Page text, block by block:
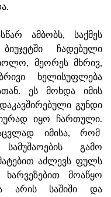
ამბობს, საქმეს
ჩადებული
მეორეს მხრივ,
ხელისუფლება
ეს მოხდა იმის
გუნდი
იყო ჩართული.
იმისა, რომ
გამო
აძლევს ფულს
მოაწყო
არის საშიში და